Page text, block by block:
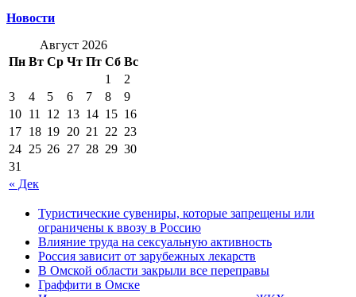
Новости
Август 2026
Пн Вт Ср Чт Пт Сб Вс
« Дек
1
2
3
4 5 6 7 8
9
10 11 12 13 14 15 16
17 18 19 20 21 22 23
24 25 26 27 28 29 30
31
Туристические сувениры, которые запрещены или
ограничены к ввозу в Россию
Влияние труда на сексуальную активность
Россия зависит от зарубежных лекарств
В Омской области закрыли все переправы
Граффити в Омске